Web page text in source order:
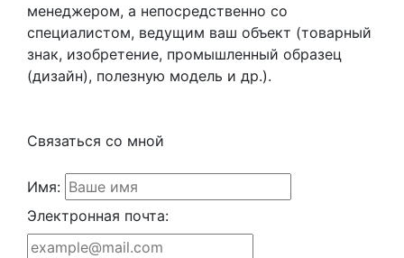
менеджером, а непосредственно со
специалистом, ведущим ваш объект (товарный
знак, изобретение, промышленный образец
(дизайн), полезную модель и др.).
Связаться со мной
Имя:
Электронная почта: